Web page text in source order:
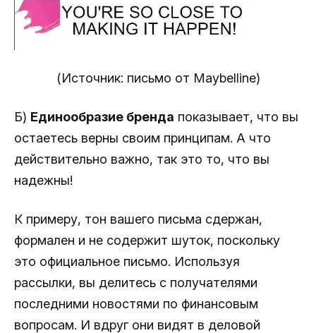
(Источник: письмо от Maybelline)
Б) Единообразие бренда показывает, что вы
остаетесь верны своим принципам. А что
действительно важно, так это то, что вы
надежны!
К примеру, тон вашего письма сдержан,
формален и не содержит шуток, поскольку
это официальное письмо. Используя
рассылки, вы делитесь с получателями
последними новостями по финансовым
вопросам. И вдруг они видят в деловой